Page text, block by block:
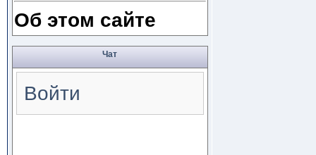
Об этом сайте
Чат
Войти